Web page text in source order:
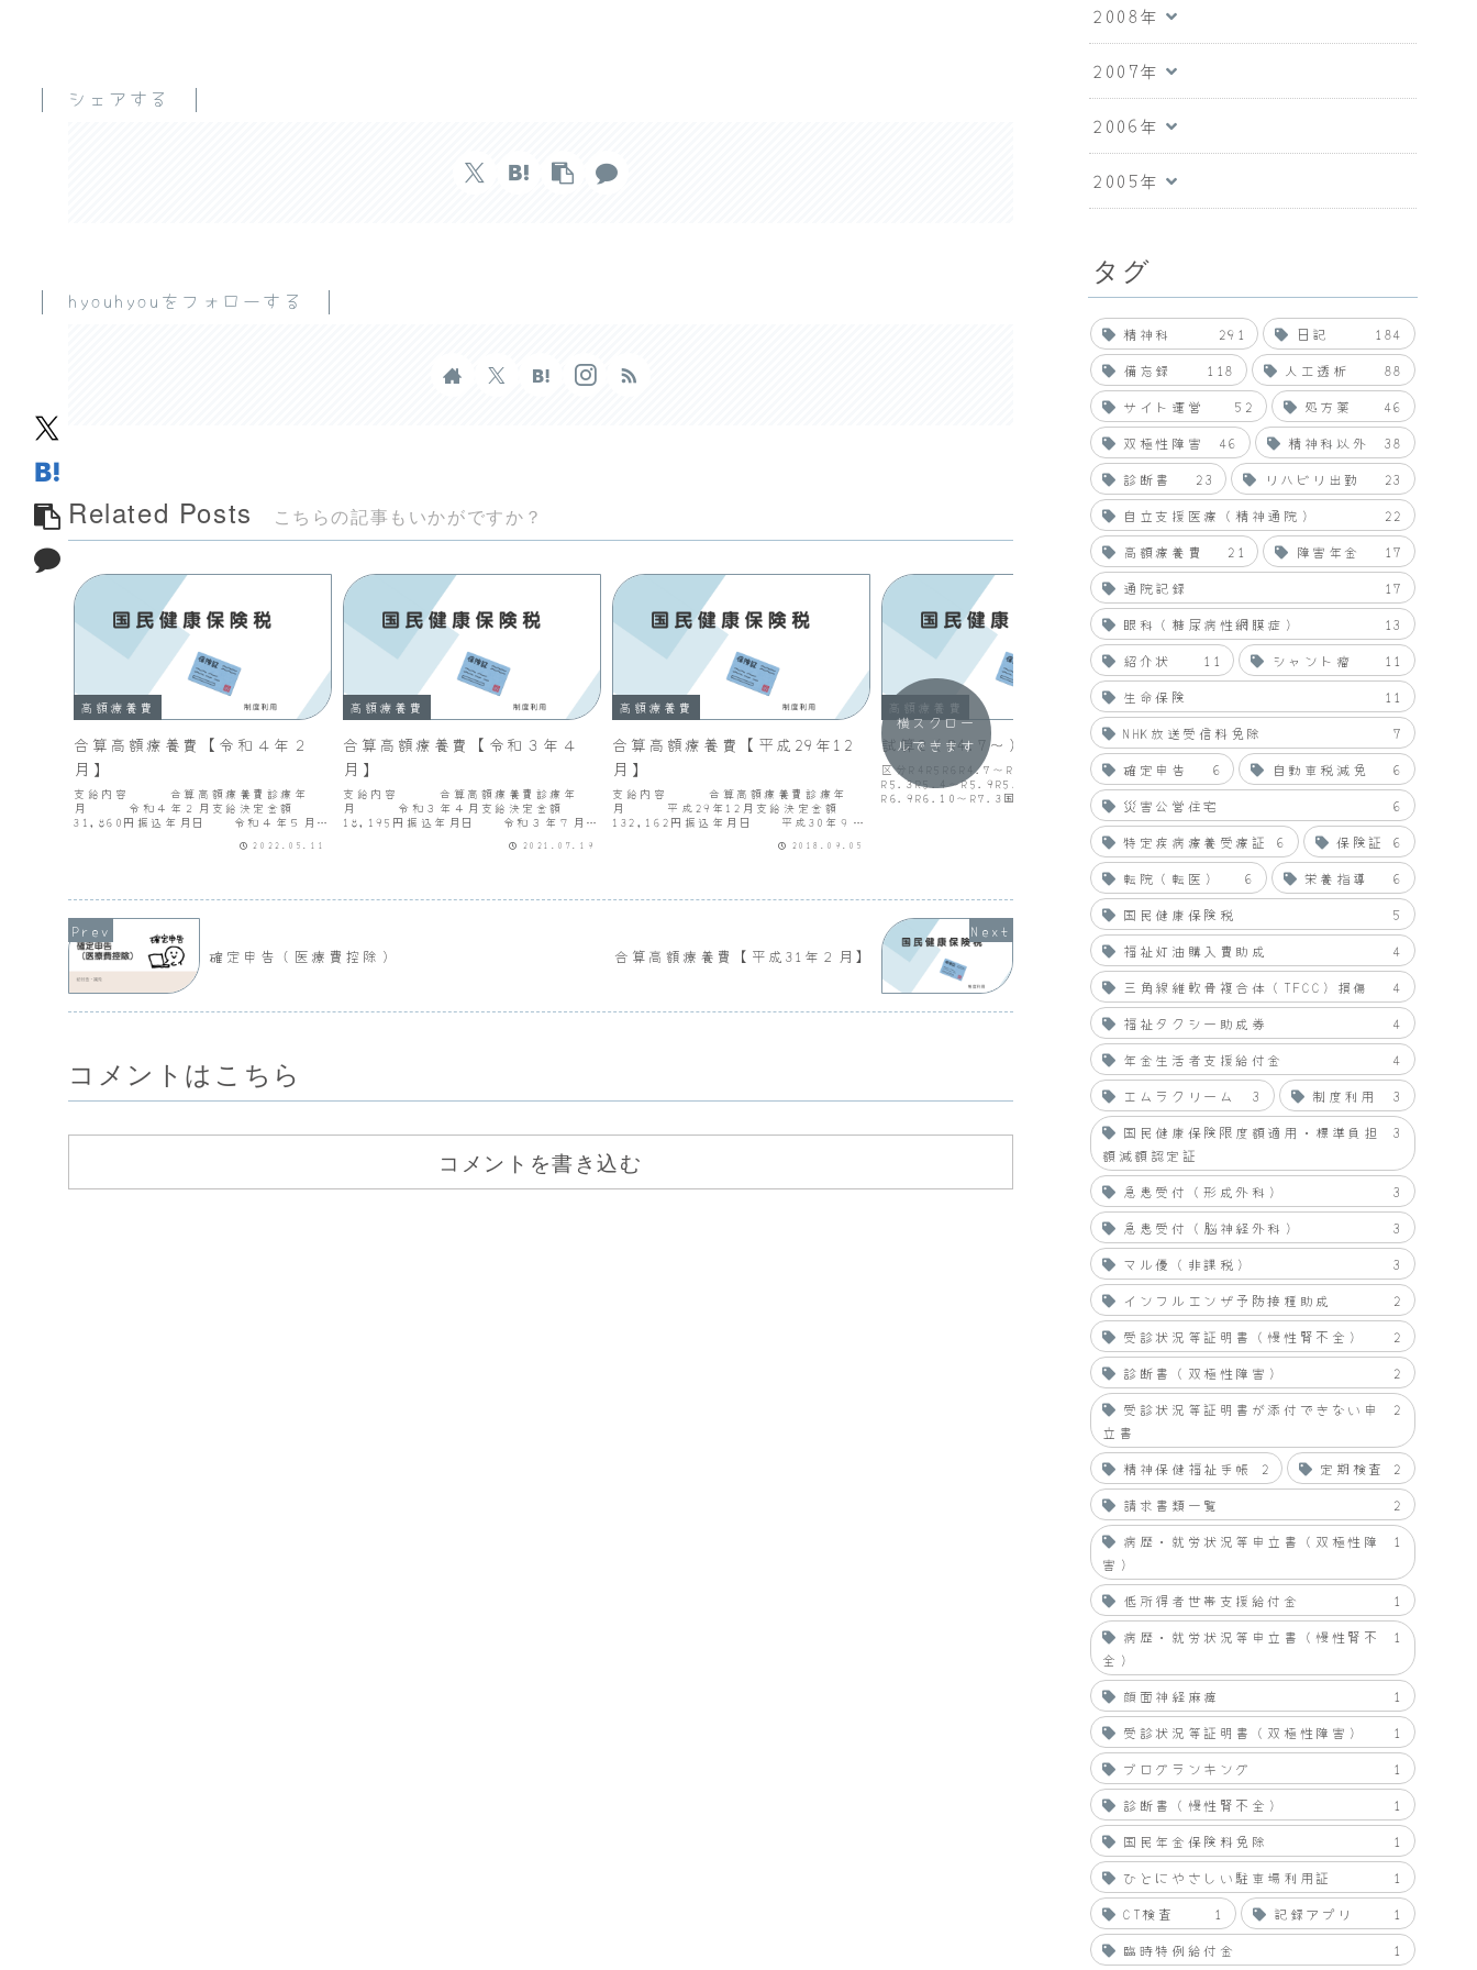
シェアする
hyouhyouをフォローする
Related Posts こちらの記事もいかがですか？
高額療養費
合算高額療養費【令和４年２
月】
支給内容 合算高額療養費診療年
月 令和４年２月支給決定金額
31,860円振込年月日 令和４年５月
2022.05.11
高額療養費
合算高額療養費【令和３年４
月】
支給内容 合算高額療養費診療年
月 令和３年４月支給決定金額
18,195円振込年月日 令和３年７月
2021.07.19
高額療養費
合算高額療養費【平成29年12
月】
支給内容 合算高額療養費診療年
月 平成29年12月支給決定金額
132,162円振込年月日 平成30年９月
2018.09.05
高額療養費
試算2（R4.7～）
区分R4R5R6R4.7～R4.9R4.10～
R5.3R5.4～R5.9R5.10～R6.3R6.4～
R6.9R6.10～R7.3国民健康保険税月額
15,20015,2009,4009,4005,9005,90
2022.06.18
高額療養費
合算高額療養費【令和３年８
月】
支給内容 合算高額療養費診療年
月 令和３年８月支給決定金額
11,112円振込年月日 令和３年11月
15日
2021.11.10
横スクロー
ルできます
確定申告（医療費控除） 合算高額療養費【平成31年２月】
コメントはこちら
コメントを書き込む
2008年
2007年
2006年
2005年
タグ
精神科 291 日記
184
備忘録
118 人工透析
88
サイト運営
52 処方薬
46
双極性障害
46 精神科以外
38
診断書
23 リハビリ出勤
23
自立支援医療（精神通院）
22
高額療養費
21 障害年金
17
通院記録
17
眼科（糖尿病性網膜症）
13
紹介状
11 シャント瘤
11
生命保険
11
NHK放送受信料免除
7
確定申告
6 自動車税減免
6
災害公営住宅
6
特定疾病療養受療証
6 保険証
6
転院（転医）
6 栄養指導
6
国民健康保険税
5
福祉灯油購入費助成
4
三角線維軟骨複合体（TFCC）損傷
4
福祉タクシー助成券
4
年金生活者支援給付金
4
エムラクリーム
3 制度利用
3
国民健康保険限度額適用・標準負担
額減額認定証
3
急患受付（形成外科）
3
急患受付（脳神経外科）
3
マル優（非課税）
3
インフルエンザ予防接種助成
2
受診状況等証明書（慢性腎不全）
2
診断書（双極性障害）
2
受診状況等証明書が添付できない申
立書
2
精神保健福祉手帳 2 定期検査
2
請求書類一覧
2
病歴・就労状況等申立書（双極性障
害）
1
低所得者世帯支援給付金
1
病歴・就労状況等申立書（慢性腎不
全）
1
顔面神経麻痺
1
受診状況等証明書（双極性障害）
1
ブログランキング
1
診断書（慢性腎不全）
1
国民年金保険料免除
1
ひとにやさしい駐車場利用証
1
CT検査
1 記録アプリ
1
臨時特例給付金
1